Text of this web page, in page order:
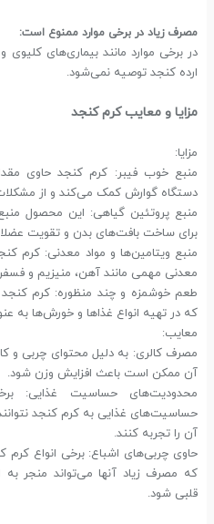
مصرف زیاد در برخی موارد ممنوع است:
در برخی موارد مانند بیماری‌های
ارده کنجد توصیه نمی‌شود.
مزایا و معایب کرم کنجد
مزایا:
منبع خوب فیبر: کرم کنجد حاوی
دستگاه گوارش کمک می‌کند و از
منبع پروتئین گیاهی: این محصول
برای ساخت بافت‌های بدن و تقویت
معدنی مهمی مانند آهن، منیزیم و
طعم خوشمزه و چند منظوره: کرم
که در تهیه انواع غذاها و خورش‌ها به
معایب:
مصرف کالری: به دلیل محتوای چربی و
آن ممکن است باعث افزایش وزن شود.
محدودیت‌های حساسیت غذایی:
حساسیت‌های غذایی به کرم کنجد
آن را تجربه کنند.
حاوی چربی‌های اشباع: برخی انواع
که مصرف زیاد آنها می‌تواند منجر
قلبی شود.